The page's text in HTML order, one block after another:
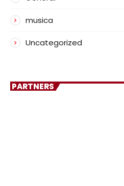
musica
Uncategorized
PARTNERS